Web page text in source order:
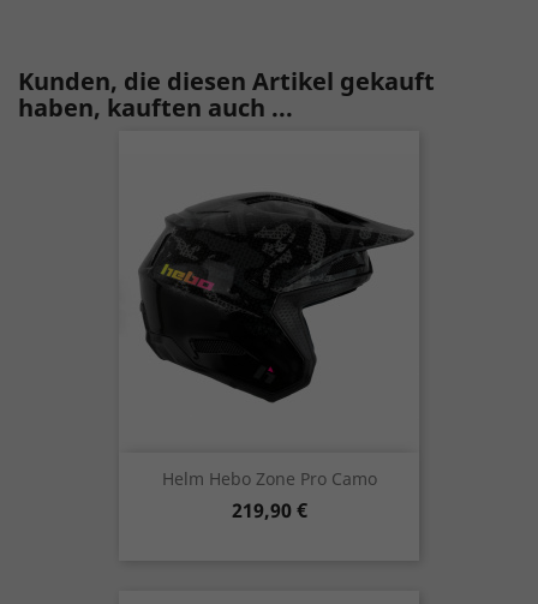
Kunden, die diesen Artikel gekauft
haben, kauften auch ...
Helm Hebo Zone Pro Camo
Preis
219,90 €